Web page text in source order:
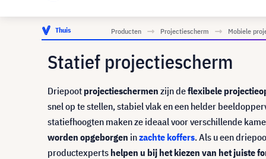
Thuis Producten Projectiescherm Mobiele
Statief projectiescherm
Driepoot projectieschermen zijn deflexibele
snel op te stellen, stabiel vlak en een helder
statiefhoogten maken ze ideaal voor verschillende
worden opgeborgen inzachte koffers. Als u een
productexperts helpen u bij het kiezen van het juiste